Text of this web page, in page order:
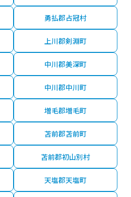
勇払郡占冠村
上川郡剣淵町
中川郡美深町
中川郡中川町
増毛郡増毛町
苫前郡苫前町
苫前郡初山別村
天塩郡天塩町